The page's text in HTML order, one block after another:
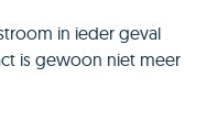
in ieder geval
is gewoon niet meer